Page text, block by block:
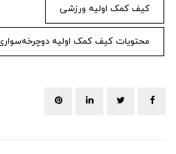
کیف کمک اولیه ورزشی
محتویات کیف کمک اولیه دوچرخه‌سواری